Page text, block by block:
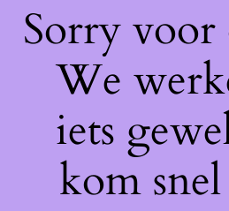
Sorry voor
We
iets
kom